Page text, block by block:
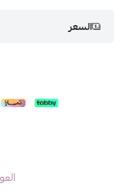
السعر